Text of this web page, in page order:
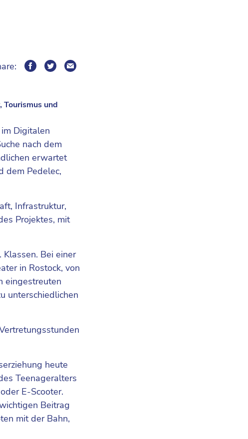
und
Digitalen
nach dem
erwartet
dem Pedelec,
Infrastruktur,
Projektes, mit
Bei einer
in Rostock, von
eingestreuten
unterschiedlichen
heute
Teenageralters
E-Scooter.
Beitrag
mit der Bahn,